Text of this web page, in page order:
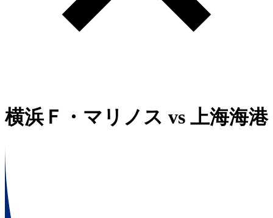
横浜Ｆ・マリノス vs 上海海港